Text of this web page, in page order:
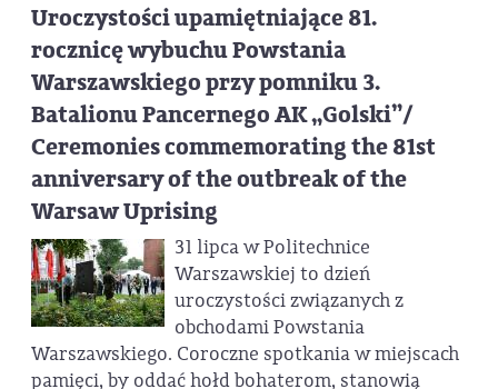
Uroczystości upamiętniające 81.
rocznicę wybuchu Powstania
Warszawskiego przy pomniku 3.
Batalionu Pancernego AK „Golski”/
Ceremonies commemorating the 81st
anniversary of the outbreak of the
Warsaw Uprising
31 lipca w Politechnice
Warszawskiej to dzień
uroczystości związanych z
obchodami Powstania
Warszawskiego. Coroczne spotkania w miejscach
pamięci, by oddać hołd bohaterom, stanowią